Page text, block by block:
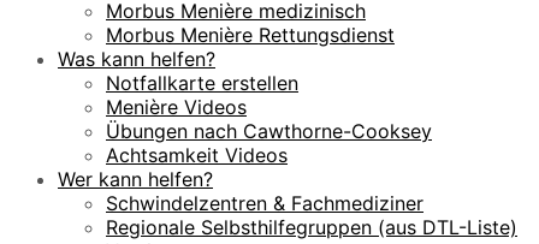
Morbus Menière medizinisch
Morbus Menière Rettungsdienst
Was kann helfen?
Notfallkarte erstellen
Menière Videos
Übungen nach Cawthorne-Cooksey
Achtsamkeit Videos
Wer kann helfen?
Schwindelzentren & Fachmediziner
Regionale Selbsthilfegruppen (aus DTL-Liste)